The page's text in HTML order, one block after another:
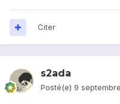
Citer
s2ada
Posté(e) 9